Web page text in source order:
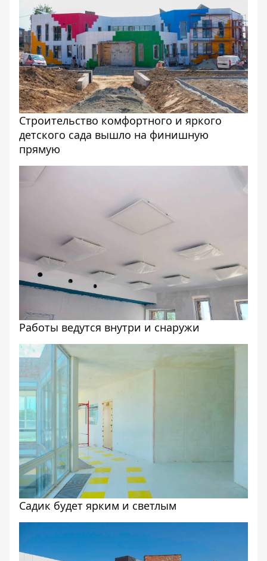
Строительство комфортного и яркого
детского сада вышло на финишную
прямую
Работы ведутся внутри и снаружи
Садик будет ярким и светлым